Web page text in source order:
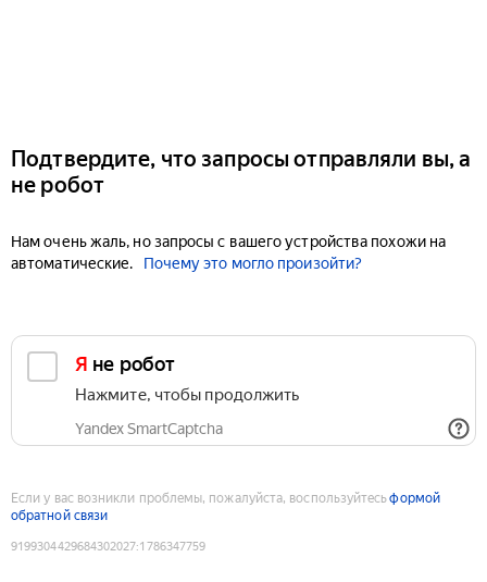
Подтвердите, что запросы отправляли вы, а
не робот
Нам очень жаль, но запросы с вашего устройства похожи на
автоматические.
Почему это могло произойти?
Я не робот
Нажмите, чтобы продолжить
Yandex SmartCaptcha
Если у вас возникли проблемы, пожалуйста, воспользуйтесьформой
обратной связи
9199304429684302027:1786347759